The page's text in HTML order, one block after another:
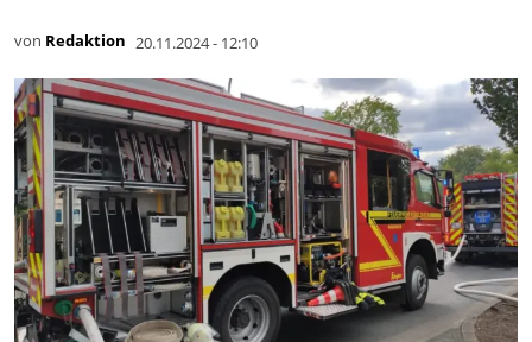
von Redaktion 20.11.2024 - 12:10